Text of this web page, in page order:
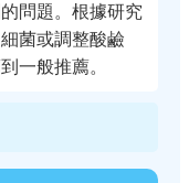
問題。根據研究
菌或調整酸鹼
一般推薦。